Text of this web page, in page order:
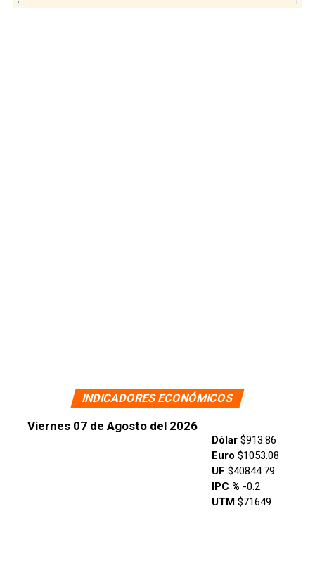
INDICADORES ECONÓMICOS
Viernes 07 de Agosto del 2026
Dólar$913.86
Euro $1053.08
UF $40844.79
IPC % -0.2
UTM$71649